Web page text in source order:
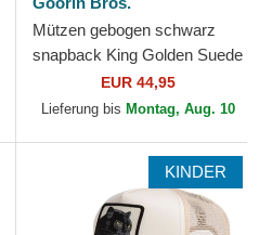
Mützen gebogen schwarz
snapback King Golden Suede
The Farm Goorin Bros.
EUR 44,95
Lieferung bis Montag, Aug. 10
KINDER